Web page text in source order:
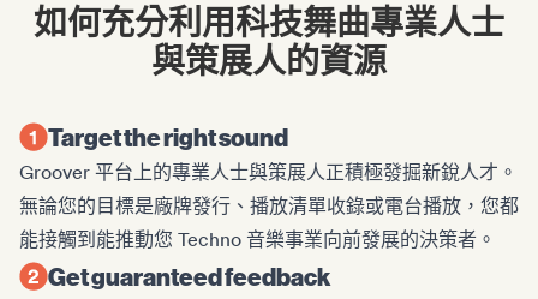
如何充分利用科技舞曲專業人士
與策展人的資源
Target the right sound
Groover 平台上的專業人士與策展人正積極發掘新銳人才。
無論您的目標是廠牌發行、播放清單收錄或電台播放，您都
能接觸到能推動您 Techno 音樂事業向前發展的決策者。
Get guaranteed feedback